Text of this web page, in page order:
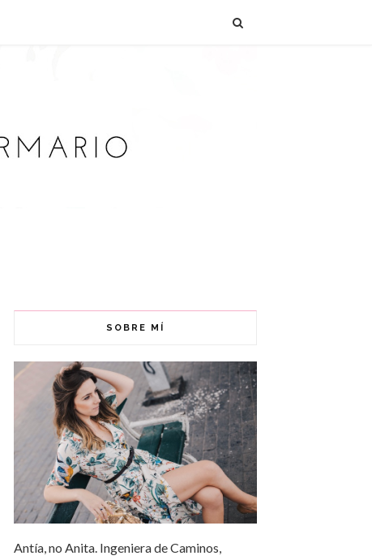
SOBRE MÍ
Antía, no Anita. Ingeniera de Caminos,